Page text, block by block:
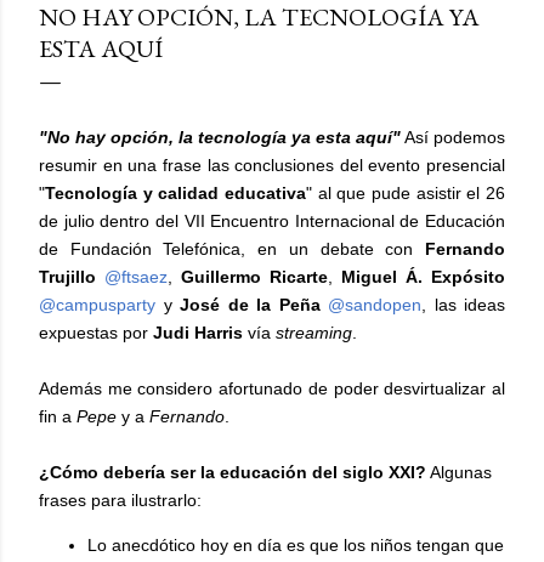
NO HAY OPCIÓN, LA TECNOLOGÍA YA
ESTA AQUÍ
"No hay opción, la tecnología ya esta aquí"Así podemos
resumir en una frase las conclusiones del evento presencial
"Tecnología y calidad educativa" al que pude asistir el 26
de julio dentro del VII Encuentro Internacional de Educación
de Fundación Telefónica, en un debate con Fernando
Trujillo ‏@ftsaez Guillermo Ricarte
Miguel Á. Expósito
@campusparty y José de la Peña @sandopen , las ideas
expuestas por Judi Harris vía streaming
Además me considero afortunado de poder desvirtualizar al
fin a Pepe y a Fernando
¿Cómo debería ser la educación del siglo XXI? Algunas
frases para ilustrarlo:
Lo anecdótico hoy en día es que los niños tengan que